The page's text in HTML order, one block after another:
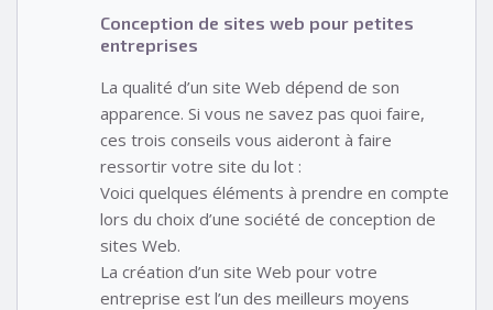
Conception de sites web pour petites
entreprises
La qualité d’un site Web dépend de son
apparence. Si vous ne savez pas quoi faire,
ces trois conseils vous aideront à faire
ressortir votre site du lot :
Voici quelques éléments à prendre en compte
lors du choix d’une société de conception de
sites Web.
La création d’un site Web pour votre
entreprise est l’un des meilleurs moyens